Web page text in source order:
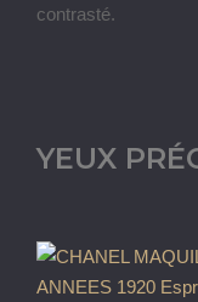
contrasté.
YEUX